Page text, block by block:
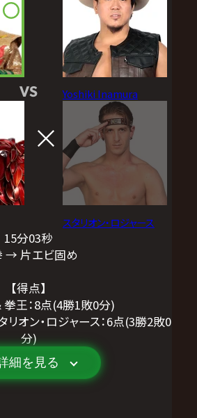
VS Yoshiki Inamura
スタリオン・ロジャース
15分03秒
→ 片エビ固め
【得点】
王：8点(4勝1敗0分)
オン・ロジャース：6点(3勝2敗0
分)
細を見る